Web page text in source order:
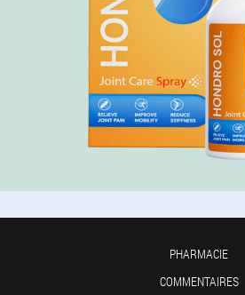
PHARMACIE
COMMENTAIRES